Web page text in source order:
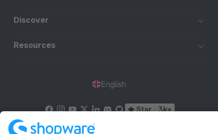
Discover
Resources
English
Star 3k+